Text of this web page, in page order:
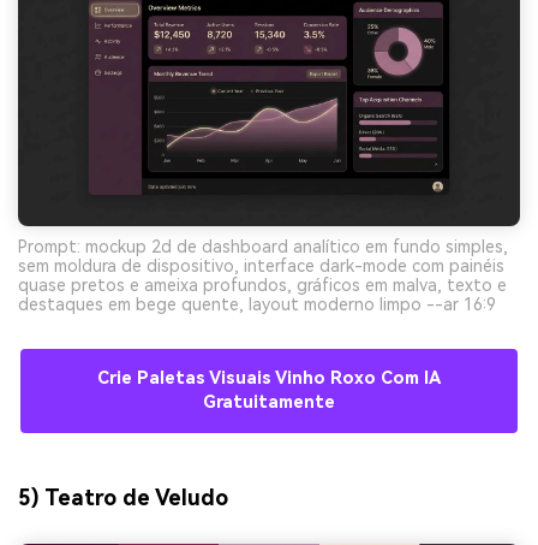
Prompt: mockup 2d de dashboard analítico em fundo simples,
sem moldura de dispositivo, interface dark-mode com painéis
quase pretos e ameixa profundos, gráficos em malva, texto e
destaques em bege quente, layout moderno limpo --ar 16:9
Crie Paletas Visuais Vinho Roxo Com IA
Gratuitamente
5) Teatro de Veludo